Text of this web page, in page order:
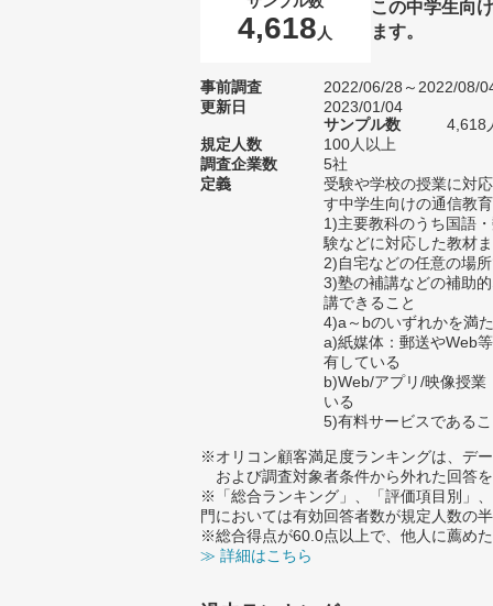
4,618 人
この中学生向
ます。
事前調査
2022/06/28～2022/08/
更新日
2023/01/04
サンプル数
4,618
規定人数
100人以上
調査企業数
5社
定義
受験や学校の授業に対
す中学生向けの通信教育
1)主要教科のうち国語
験などに対応した教材
2)自宅などの任意の場
3)塾の補講などの補助
講できること
4)a～bのいずれかを満
a)紙媒体：郵送やWeb
有している
b)Web/アプリ/映像授業
いる
5)有料サービスである
※オリコン顧客満足度ランキングは、デ
および調査対象者条件から外れた回答
※「総合ランキング」、「評価項目別」
門においては有効回答者数が規定人数の
※総合得点が60.0点以上で、他人に薦め
≫ 詳細はこちら